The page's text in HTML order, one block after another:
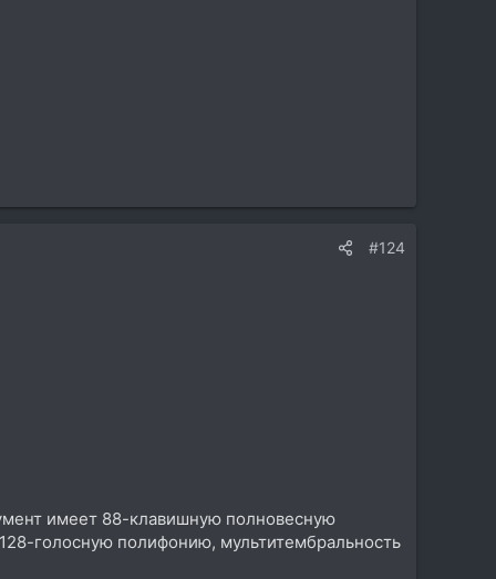
#124
имеет 88-клавишную полновесную
голосную полифонию, мультитембральность